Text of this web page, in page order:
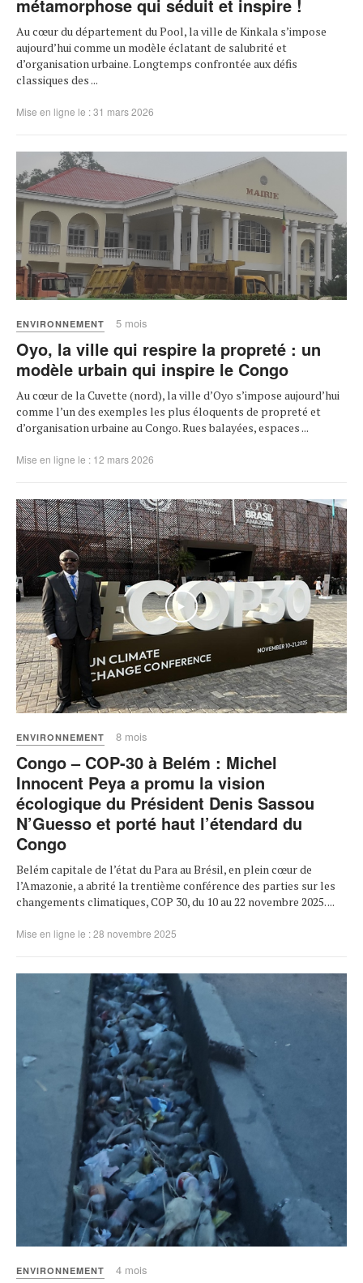
métamorphose qui séduit et inspire !
Au cœur du département du Pool, la ville de Kinkala s’impose
aujourd’hui comme un modèle éclatant de salubrité et
d’organisation urbaine. Longtemps confrontée aux défis
classiques des ...
Mise en ligne le : 31 mars 2026
ENVIRONNEMENT 5 mois
Oyo, la ville qui respire la propreté : un
modèle urbain qui inspire le Congo
Au cœur de la Cuvette (nord), la ville d’Oyo s’impose aujourd’hui
comme l’un des exemples les plus éloquents de propreté et
d’organisation urbaine au Congo. Rues balayées, espaces ...
Mise en ligne le : 12 mars 2026
ENVIRONNEMENT 8 mois
Congo – COP-30 à Belém : Michel
Innocent Peya a promu la vision
écologique du Président Denis Sassou
N’Guesso et porté haut l’étendard du
Congo
Belém capitale de l’état du Para au Brésil, en plein cœur de
l’Amazonie, a abrité la trentième conférence des parties sur les
changements climatiques, COP 30, du 10 au 22 novembre 2025. ...
Mise en ligne le : 28 novembre 2025
ENVIRONNEMENT 4 mois